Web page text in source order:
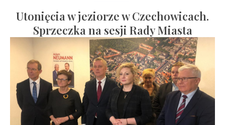
Utonięcia w jeziorze w Czechowicach.
Sprzeczka na sesji Rady Miasta